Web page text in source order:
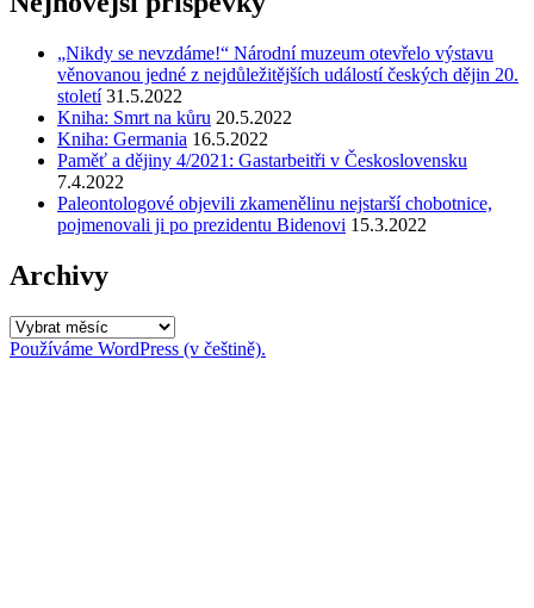
„Nikdy se nevzdáme!“ Národní muzeum otevřelo výstavu
věnovanou jedné z nejdůležitějších událostí českých dějin 20.
století 31.5.2022
Kniha: Smrt na kůru 20.5.2022
Kniha: Germania 16.5.2022
Paměť a dějiny 4/2021: Gastarbeitři v Československu
7.4.2022
Paleontologové objevili zkamenělinu nejstarší chobotnice,
pojmenovali ji po prezidentu Bidenovi 15.3.2022
Archivy
Archivy
Používáme WordPress (v češtině).